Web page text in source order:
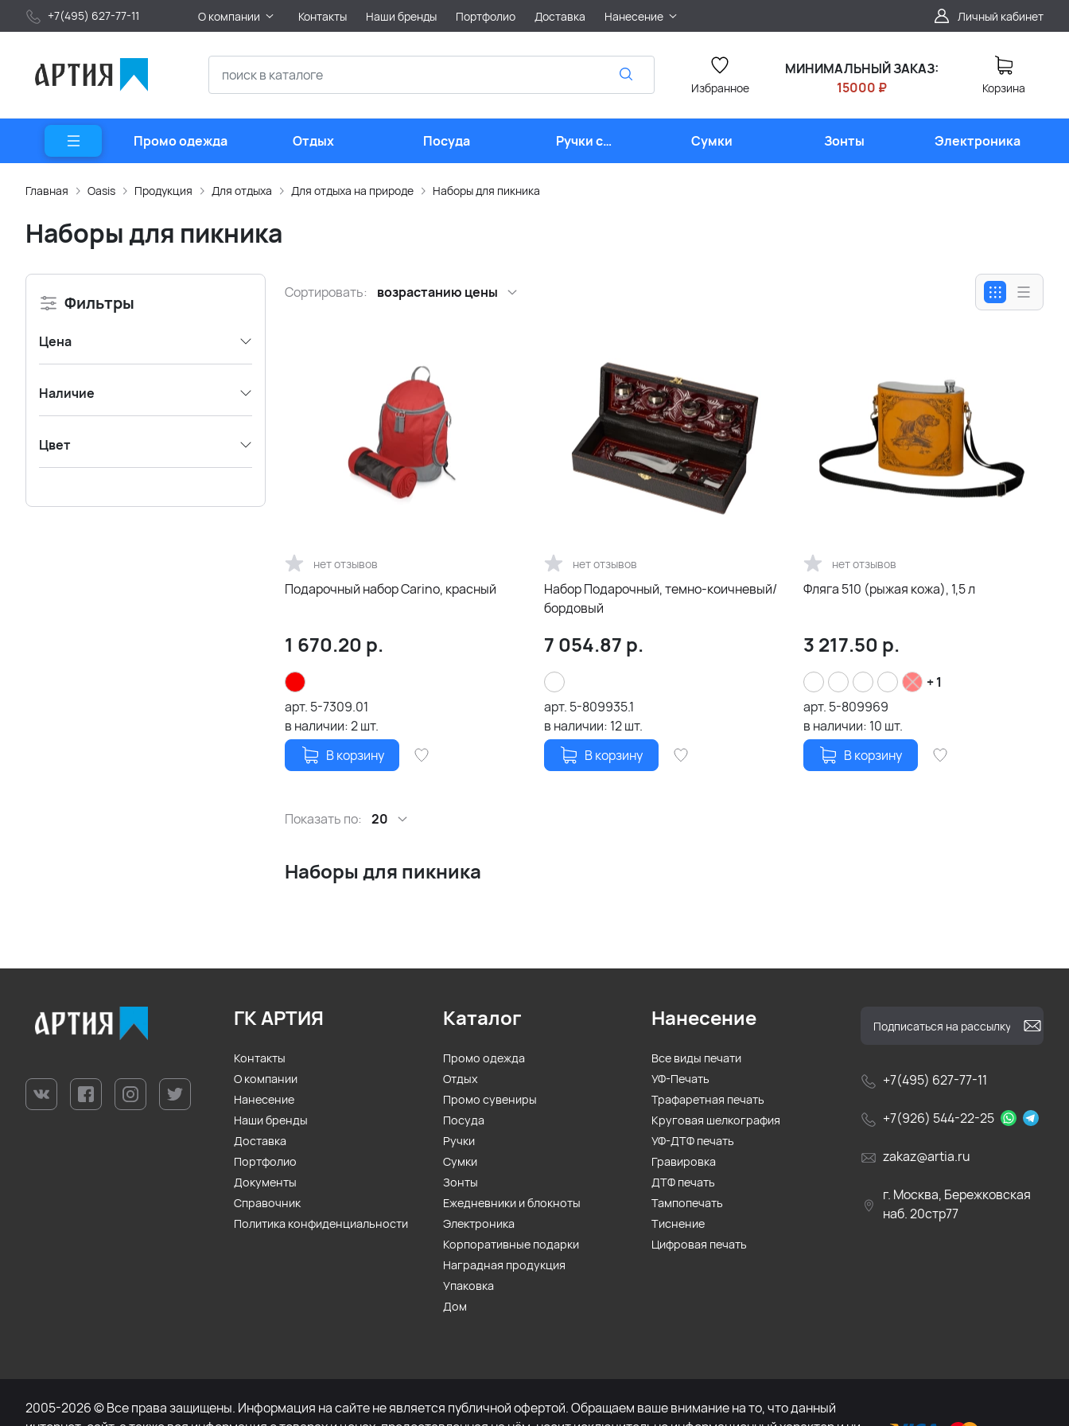
+7(495) 627-77-11 О компании Контакты Наши бренды Портфолио Доставка Нанесение Личный кабинет
Избранное
МИНИМАЛЬНЫЙ ЗАКАЗ:
15000 ₽
Корзина
Промо одежда Отдых Посуда
Ручки с
логотипом
Сумки Зонты Электроника
Главная Oasis Продукция Для отдыха Для отдыха на природе Наборы для пикника
Наборы для пикника
Фильтры
Цена
Наличие
Цвет
Сортировать: возрастанию цены
нет отзывов
Подарочный набор Carino, красный
1 670.20 р.
арт. 5-7309.01
в наличии:2шт.
В корзину
нет отзывов
Набор Подарочный, темно-коичневый/
бордовый
7 054.87 р.
арт. 5-809935.1
в наличии: 12шт.
В корзину
нет отзывов
Фляга 510 (рыжая кожа), 1,5 л
3 217.50 р.
+ 1
арт. 5-809969
в наличии: 10 шт.
В корзину
Показать по: 20
Наборы для пикника
+7(495) 627-77-11
+7(926) 544-22-25
zakaz@artia.ru
г. Москва, Бережковская
наб. 20стр77
ГК АРТИЯ
Контакты
О компании
Нанесение
Наши бренды
Доставка
Портфолио
Документы
Справочник
Политика конфиденциальности
Каталог
Промо одежда
Отдых
Промо сувениры
Посуда
Ручки
Сумки
Зонты
Ежедневники и блокноты
Электроника
Корпоративные подарки
Наградная продукция
Упаковка
Дом
Нанесение
Все виды печати
УФ-Печать
Трафаретная печать
Круговая шелкография
УФ-ДТФ печать
Гравировка
ДТФ печать
Тампопечать
Тиснение
Цифровая печать
2005-2026 © Все права защищены. Информация на сайте не является публичной офертой. Обращаем ваше внимание на то, что данный